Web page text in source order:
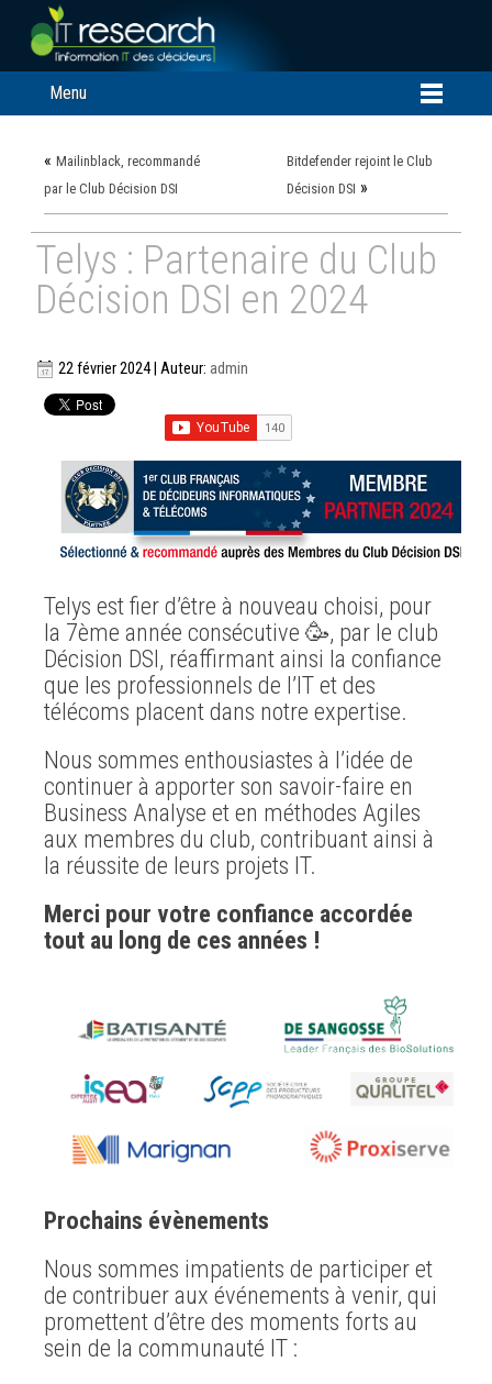
Menu
« Mailinblack, recommandé
par le Club Décision DSI
Bitdefender rejoint le Club
Décision DSI »
Telys : Partenaire du Club
Décision DSI en 2024
22 février 2024 | Auteur:admin
Telys est fier d’être à nouveau choisi, pour
la 7ème année consécutive 🥳, par le club
Décision DSI, réaffirmant ainsi la confiance
que les professionnels de l’IT et des
télécoms placent dans notre expertise.
Nous sommes enthousiastes à l’idée de
continuer à apporter son savoir-faire en
Business Analyse et en méthodes Agiles
aux membres du club, contribuant ainsi à
la réussite de leurs projets IT.
Merci pour votre confiance accordée
tout au long de ces années !
Prochains évènements
Nous sommes impatients de participer et
de contribuer aux événements à venir, qui
promettent d’être des moments forts au
sein de la communauté IT :